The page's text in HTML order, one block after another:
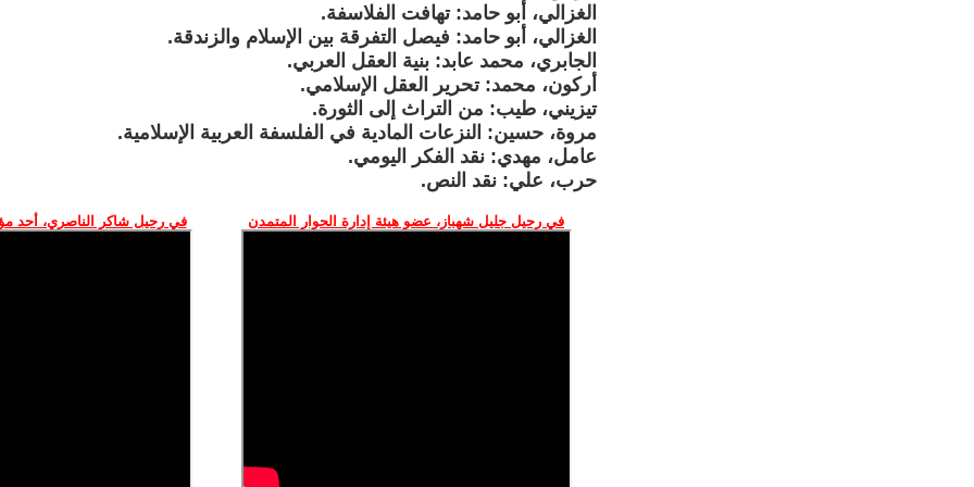
الغزالي، أبو حامد: تهافت الفلاسفة.
الغزالي، أبو حامد: فيصل التفرقة بين الإسلام والزندقة.
الجابري، محمد عابد: بنية العقل العربي.
أركون، محمد: تحرير العقل الإسلامي.
تيزيني، طيب: من التراث إلى الثورة.
مروة، حسين: النزعات المادية في الفلسفة العربية الإسلامية.
عامل، مهدي: نقد الفكر اليومي.
حرب، علي: نقد النص.
في رحيل جليل شهباز، عضو هيئة إدارة الحوار المتمدن في رحيل شاكر الناصري، أحد